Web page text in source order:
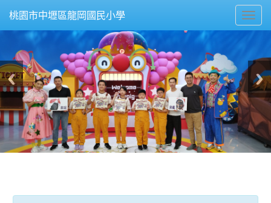
桃園市中壢區龍岡國民小學